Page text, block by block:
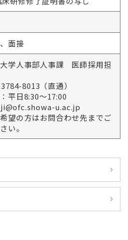
面接
学人事部人事課 医師採用担
8013 （直通）
平日8:30～17:00
u.ac.jp
望の方はお問合わせ先までご
い。